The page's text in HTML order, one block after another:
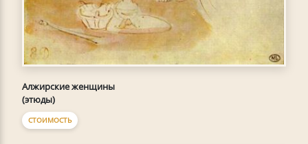
Алжирские женщины
(этюды)
СТОИМОСТЬ